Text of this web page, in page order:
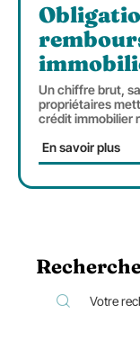
Un chiffre brut,
propriétaires
crédit immobilier
En savoir plus